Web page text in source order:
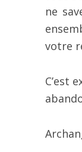
ne
votre
C’est